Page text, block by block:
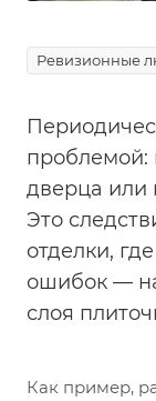
Ревизионные
проблемой:
дверца или
Это
отделки,
ошибок —
слоя
Как пример,